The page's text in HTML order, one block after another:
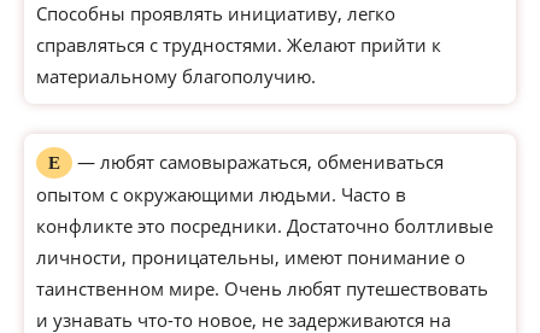
Способны проявлять инициативу, легко
справляться с трудностями. Желают прийти к
материальному благополучию.
Е
— любят самовыражаться, обмениваться
опытом с окружающими людьми. Часто в
конфликте это посредники. Достаточно болтливые
личности, проницательны, имеют понимание о
таинственном мире. Очень любят путешествовать
и узнавать что-то новое, не задерживаются на